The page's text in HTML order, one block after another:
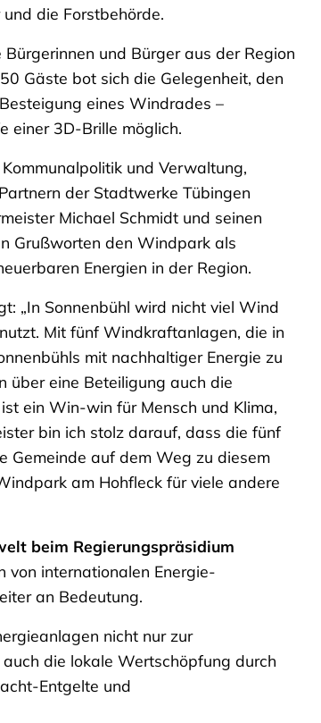
die Forstbehörde.
und Bürger aus der Region
Gäste bot sich die Gelegenheit, den
eines Windrades –
einer 3D-Brille möglich.
und Verwaltung,
der Stadtwerke Tübingen
Michael Schmidt und seinen
Grußworten den Windpark als
Energien in der Region.
„In Sonnenbühl wird nicht viel Wind
Mit fünf Windkraftanlagen, die in
mit nachhaltiger Energie zu
über eine Beteiligung auch die
ein Win-win für Mensch und Klima,
bin ich stolz darauf, dass die fünf
Gemeinde auf dem Weg zu diesem
am Hohfleck für viele andere
beim Regierungspräsidium
von internationalen Energie-
an Bedeutung.
nicht nur zur
die lokale Wertschöpfung durch
Entgelte und